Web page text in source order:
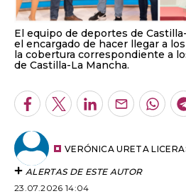
El equipo de deportes de
el encargado de hacer llegar a
la cobertura correspondiente a
de Castilla-La Mancha.
Facebook
TwitterLinkedInEnviar
VERÓNICA URETA
ALERTAS DE ESTE AUTOR
23.07.2026 14:04